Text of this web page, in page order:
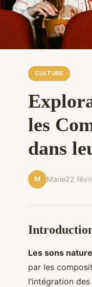
CULTURE
les
dans
M Marie22
Les sons
par les
l’intégration